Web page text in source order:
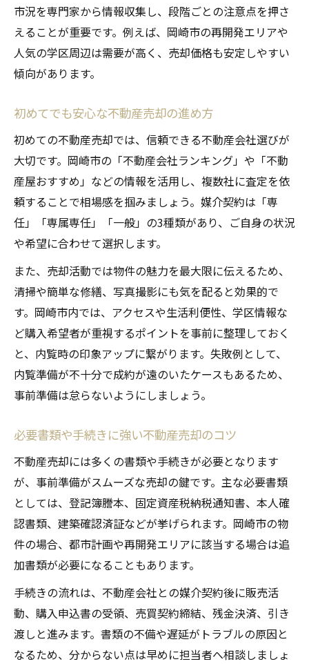
市況を専門家から情報収集し、段階ごとの注意点を押さ
えることが重要です。例えば、岡崎市の再開発エリアや
人気の学区周辺は需要が高く、売却価格も安定しやすい
傾向があります。
初めてでも安心な不動産売却の進め方
初めての不動産売却では、信頼できる不動産会社選びが
大切です。岡崎市の「不動産会社ランキング」や「不動
産屋おすすめ」などの情報を活用し、複数社に査定を依
頼することで相場感を掴みましょう。媒介契約は「専
任」「専属専任」「一般」の3種類があり、ご自身の状況
や希望に合わせて選択します。
また、売却活動では物件の魅力を最大限に伝えるため、
清掃や簡単な修繕、写真撮影にも気を配ると効果的で
す。岡崎市内では、アクセスや生活利便性、学区情報な
ど購入希望者が重視するポイントを事前に整理しておく
と、内覧時の印象アップに繋がります。失敗例として、
内覧準備が不十分で成約が遠のいたケースもあるため、
事前準備は怠らないようにしましょう。
必要書類や手続きに強い不動産売却のコツ
不動産売却には多くの書類や手続きが必要となります
が、事前準備がスムーズな売却の鍵です。主な必要書類
としては、登記簿謄本、固定資産税納税通知書、本人確
認書類、建築確認済証などが挙げられます。岡崎市の物
件の場合、都市計画や再開発エリアに該当する場合は追
加書類が必要になることもあります。
手続きの流れは、不動産会社との媒介契約後に販売活
動、購入申込書の受領、売買契約締結、残金決済、引き
渡しと進みます。書類の不備や遅延がトラブルの原因と
なるため、分からない点は早めに担当者へ相談しましょ